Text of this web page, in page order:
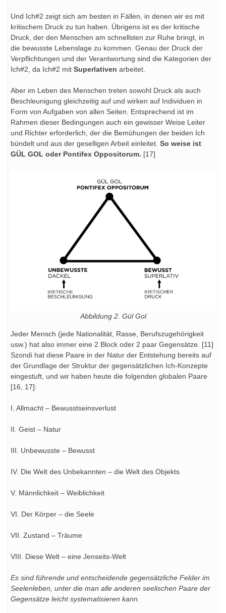
Und Ich#2 zeigt sich am besten in Fällen, in denen wir es mit
kritischem Druck zu tun haben. Übrigens ist es der kritische
Druck, der den Menschen am schnellsten zur Ruhe bringt, in
die bewusste Lebenslage zu kommen. Genau der Druck der
Verpflichtungen und der Verantwortung sind die Kategorien der
Ich#2, da Ich#2 mit Superlativen arbeitet.
Aber im Leben des Menschen treten sowohl Druck als auch
Beschleunigung gleichzeitig auf und wirken auf Individuen in
Form von Aufgaben von allen Seiten. Entsprechend ist im
Rahmen dieser Bedingungen auch ein gewisser Weise Leiter
und Richter erforderlich, der die Bemühungen der beiden Ich
bündelt und aus der geselligen Arbeit einleitet. So weise ist
GÜL GOL oder Pontifex Oppositorum. [17]
Abbildung 2. Gül Gol
Jeder Mensch (jede Nationalität, Rasse, Berufszugehörigkeit
usw.) hat also immer eine 2 Block oder 2 paar Gegensätze. [11]
Szondi hat diese Paare in der Natur der Entstehung bereits auf
der Grundlage der Struktur der gegensätzlichen Ich-Konzepte
eingestuft, und wir haben heute die folgenden globalen Paare
[16, 17]:
I. Allmacht – Bewusstseinsverlust
II. Geist – Natur
III. Unbewusste – Вewusst
IV. Die Welt des Unbekannten – die Welt des Objekts
V. Männlichkeit – Weiblichkeit
VI. Der Körper – die Seele
VII. Zustand – Träume
VIII. Diese Welt – eine Jenseits-Welt
Es sind führende und entscheidende gegensätzliche Felder im
Seelenleben, unter die man alle anderen seelischen Paare der
Gegensätze leicht systematisieren kann.